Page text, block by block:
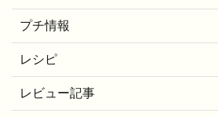
プチ情報
レシピ
レビュー記事